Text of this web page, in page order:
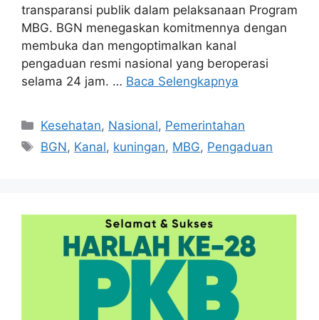
transparansi publik dalam pelaksanaan Program
MBG. BGN menegaskan komitmennya dengan
membuka dan mengoptimalkan kanal
pengaduan resmi nasional yang beroperasi
selama 24 jam. … Baca Selengkapnya
Kategori
Kesehatan, Nasional, Pemerintahan
Tag
BGN, Kanal, kuningan, MBG, Pengaduan